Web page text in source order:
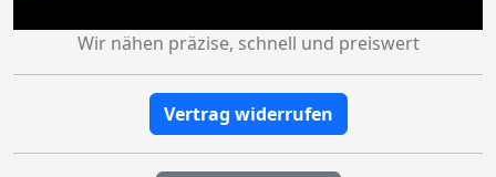
Wir nähen präzise, schnell und preiswert
Vertrag widerrufen